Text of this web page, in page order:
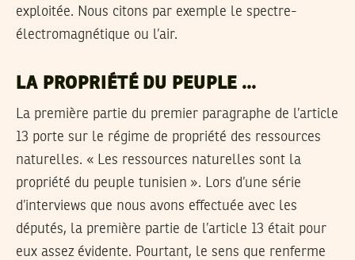
exploitée. Nous citons par exemple le spectre-
électromagnétique ou l’air.
LA PROPRIÉTÉ DU PEUPLE …
La première partie du premier paragraphe de l’article
13 porte sur le régime de propriété des ressources
naturelles. « Les ressources naturelles sont la
propriété du peuple tunisien ». Lors d’une série
d’interviews que nous avons effectuée avec les
députés, la première partie de l’article 13 était pour
eux assez évidente. Pourtant, le sens que renferme